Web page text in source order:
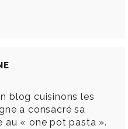
blog cuisinons les
a consacré sa
au « one pot pasta ».